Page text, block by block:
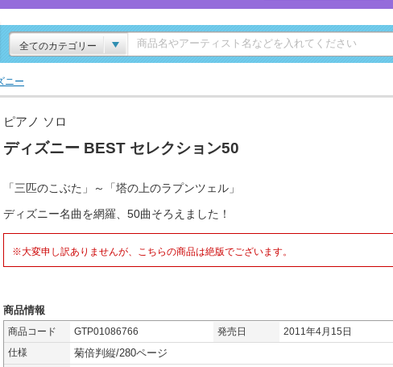
全てのカテゴリー
ニー
ピアノ ソロ
ディズニー BEST セレクション50
「三匹のこぶた」～「塔の上のラプンツェル」
ディズニー名曲を網羅、50曲そろえました！
※大変申し訳ありませんが、こちらの商品は絶版でございます。
商品情報
商品コード GTP01086766 発売日
2011年4月15日
仕様
菊倍判縦/280ページ